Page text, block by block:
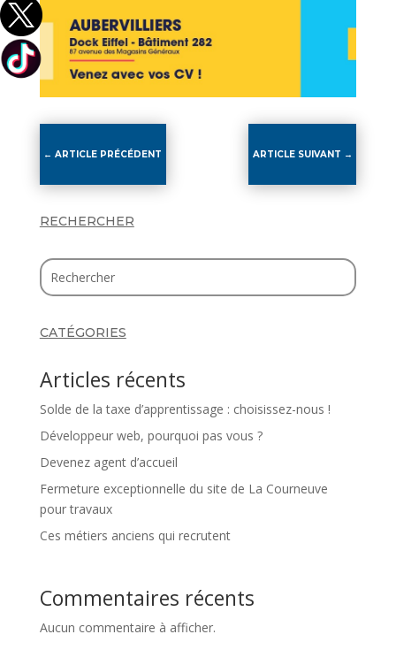
←ARTICLE PRÉCÉDENT ARTICLE SUIVANT →
RECHERCHER
CATÉGORIES
Articles récents
Solde de la taxe d’apprentissage : choisissez-nous !
Développeur web, pourquoi pas vous ?
Devenez agent d’accueil
Fermeture exceptionnelle du site de La Courneuve
pour travaux
Ces métiers anciens qui recrutent
Commentaires récents
Aucun commentaire à afficher.